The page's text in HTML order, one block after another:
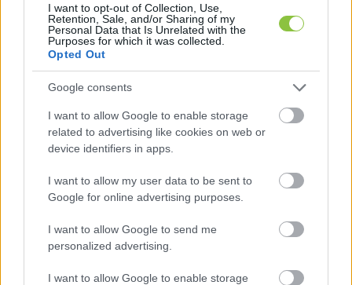
I want to opt-out of Collection, Use,
Retention, Sale, and/or Sharing of my
Personal Data that Is Unrelated with the
Purposes for which it was collected.
Opted Out
Google consents
I want to allow Google to enable storage
related to advertising like cookies on web or
device identifiers in apps.
I want to allow my user data to be sent to
Google for online advertising purposes.
I want to allow Google to send me
personalized advertising.
I want to allow Google to enable storage